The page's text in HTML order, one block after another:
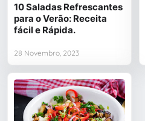
10 Saladas Refrescantes
para o Verão: Receita
fácil e Rápida.
28 Novembro, 2023